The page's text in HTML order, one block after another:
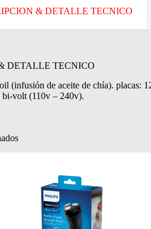
disponible.
& DETALLE TECNICO
DETALLE TECNICO
(infusión de aceite de chía). placas:
bi-volt (110v – 240v).